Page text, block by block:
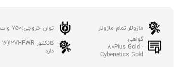
ماژولار:تمام ماژولار توان خروجی:750 وات
گواهی:
80Plus Gold -
Cybenetics Gold
کانکتور 12VHPWR(16 پین):
دارد